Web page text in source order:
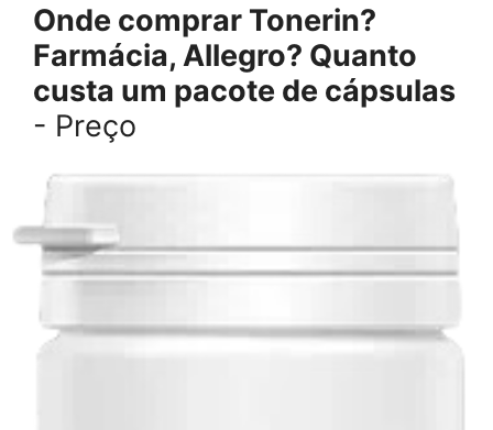
Onde comprar Tonerin?
Farmácia, Allegro? Quanto
custa um pacote de cápsulas
- Preço